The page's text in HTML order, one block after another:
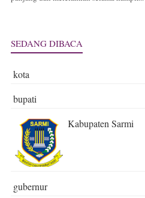
SEDANG DIBACA
kota
bupati
Kabupaten Sarmi
gubernur